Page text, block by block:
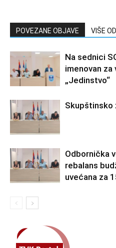
POVEZANE OBJAVE VIŠE
Na sednici
imenovan
„Jedinstvo“
Skupštinsko
Odbornička
rebalans
uvećana za